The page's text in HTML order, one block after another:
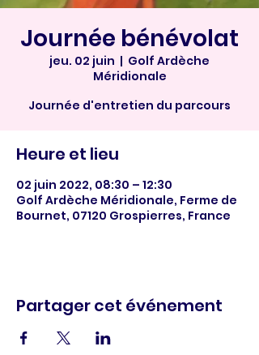
Journée bénévolat
jeu. 02 juin
  |
Golf Ardèche
Méridionale
Journée d'entretien du parcours
Heure et lieu
02 juin 2022, 08:30 – 12:30
Golf Ardèche Méridionale, Ferme de
Bournet, 07120 Grospierres, France
Partager cet événement